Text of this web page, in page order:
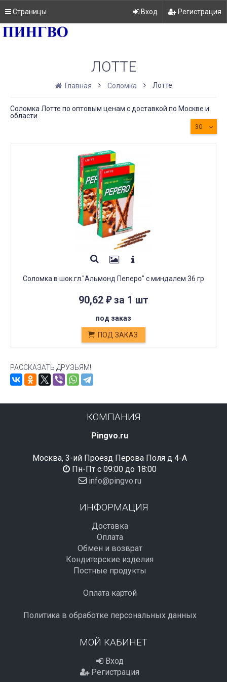
Страницы Вход Регистрация
ЛОТТЕ
Главная Соломка Лотте
Соломка Лотте по оптовым ценам с доставкой по Москве и
области
30
Соломка в шок.гл."Альмонд Пеперо" с миндалем 36 гр
90,62 ₽за 1 шт
под заказ
ПОД ЗАКАЗ
РАССКАЗАТЬ ДРУЗЬЯМ!
КОМПАНИЯ
Pingvo.ru
Москва, 3-ий Проезд Перова Поля д 4-А
Пн-Пт с 09:00 до 18:00
info@pingvo.ru
ИНФОРМАЦИЯ
Доставка
Оплата
Обмен и возврат
Кондитерские изделия
Постные продукты
Оплата картой
Политика в обработке персональных данных
МОЙ КАБИНЕТ
Вход
Регистрация